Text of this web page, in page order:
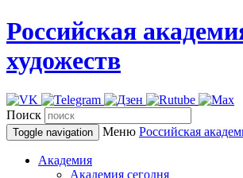
Российская
художеств
Поиск
Toggle navigation Меню Российская
Академия
Академия сегодня